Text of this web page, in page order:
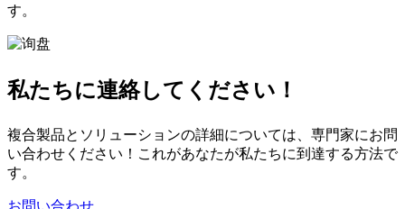
す。
私たちに連絡してください！
複合製品とソリューションの詳細については、専門家にお問
い合わせください！これがあなたが私たちに到達する方法で
す。
お問い合わせ